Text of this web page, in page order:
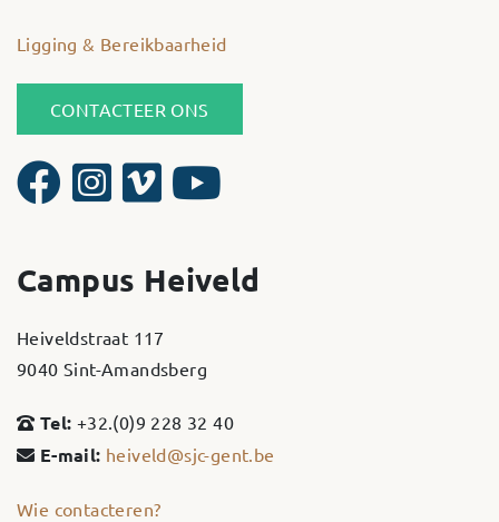
Ligging & Bereikbaarheid
CONTACTEER ONS
Campus Heiveld
Heiveldstraat 117
9040 Sint-Amandsberg
Tel: +32.(0)9 228 32 40
E-mail: heiveld@sjc-gent.be
Wie contacteren?